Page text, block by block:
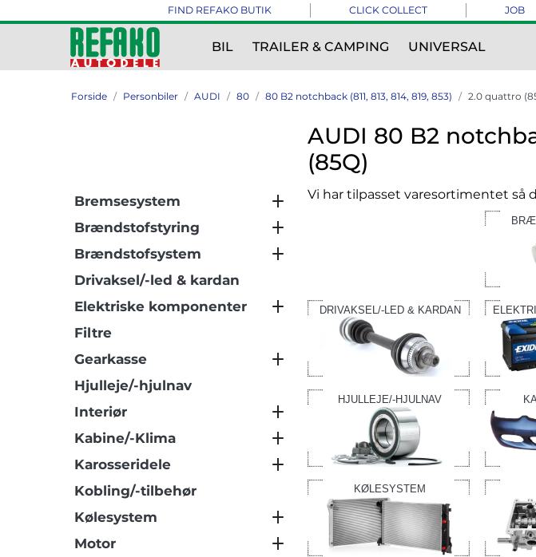
FIND REFAKO BUTIK CLICK COLLECT JOB
BIL TRAILER & CAMPING UNIVERSAL
Forside Personbiler AUDI 80 80 B2 notchback (811, 813, 814, 819, 853) 2.0 quattro
AUDI 80 B2
(85Q)
Vi har tilpasset varesortimentet så
DRIVAKSEL/-LED & KARDAN
HJULLEJE/-HJULNAV
KØLESYSTEM
Bremsesystem
Brændstofstyring
Brændstofsystem
Drivaksel/-led & kardan
Elektriske komponenter
Filtre
Gearkasse
Hjulleje/-hjulnav
Interiør
Kabine/-Klima
Karosseridele
Kobling/-tilbehør
Kølesystem
Motor